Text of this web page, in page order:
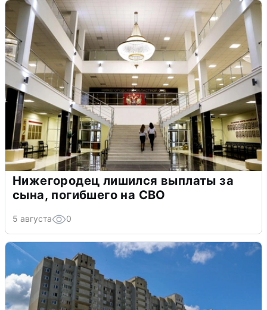
Нижегородец лишился выплаты за
сына, погибшего на СВО
5 августа 0